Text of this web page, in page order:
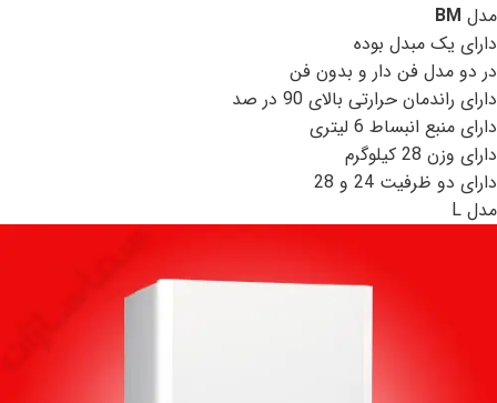
مدل BM
دارای یک مبدل بوده
در دو مدل فن دار و بدون فن
دارای راندمان حرارتی بالای 90 در صد
دارای منبع انبساط 6 لیتری
دارای وزن 28 کیلوگرم
دارای دو ظرفیت 24 و 28
مدل L